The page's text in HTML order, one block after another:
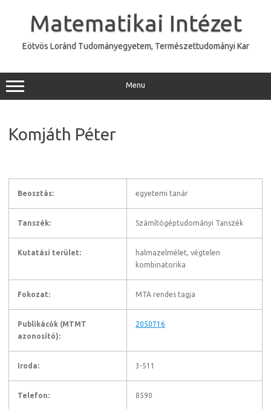
Matematikai Intézet
Eötvös Loránd Tudományegyetem, Természettudományi Kar
Menu
Komjáth Péter
Beosztás: egyetemi tanár
Tanszék: Számítógéptudományi Tanszék
halmazelmélet, végtelen
kombinatorika
Fokozat: MTA rendes tagja
Publikácók (MTMT
azonosító):
Iroda: 3-511